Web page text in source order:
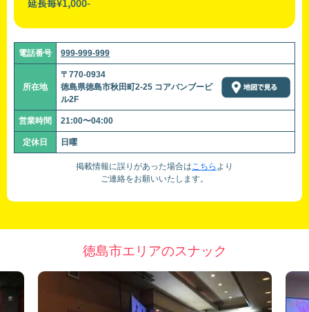
延長毎¥1,000-
電話番号 999-999-999
所在地
〒770-0934
徳島県徳島市秋田町2-25 コアバンブービ
ル2F
営業時間 21:00〜04:00
定休日 日曜
掲載情報に誤りがあった場合はこちら より
ご連絡をお願いいたします。
徳島市エリアのスナック